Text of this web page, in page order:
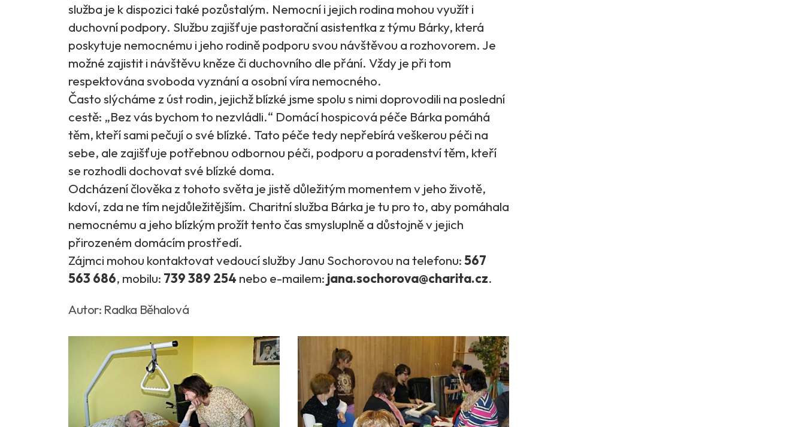
služba je k dispozici také pozůstalým. Nemocní i jejich rodina mohou využít i
duchovní podpory. Službu zajišťuje pastorační asistentka z týmu Bárky, která
poskytuje nemocnému i jeho rodině podporu svou návštěvou a rozhovorem. Je
možné zajistit i návštěvu kněze či duchovního dle přání. Vždy je při tom
respektována svoboda vyznání a osobní víra nemocného.
Často slýcháme z úst rodin, jejichž blízké jsme spolu s nimi doprovodili na poslední
cestě: „Bez vás bychom to nezvládli.“ Domácí hospicová péče Bárka pomáhá
těm, kteří sami pečují o své blízké. Tato péče tedy nepřebírá veškerou péči na
sebe, ale zajišťuje potřebnou odbornou péči, podporu a poradenství těm, kteří
se rozhodli dochovat své blízké doma.
Odcházení člověka z tohoto světa je jistě důležitým momentem v jeho životě,
kdoví, zda ne tím nejdůležitějším. Charitní služba Bárka je tu pro to, aby pomáhala
nemocnému a jeho blízkým prožít tento čas smysluplně a důstojně v jejich
přirozeném domácím prostředí.
Zájmci mohou kontaktovat vedoucí služby Janu Sochorovou na telefonu:567
563 686, mobilu: 739 389 254 nebo e-mailem: jana.sochorova@charita.cz.
Autor: Radka Běhalová